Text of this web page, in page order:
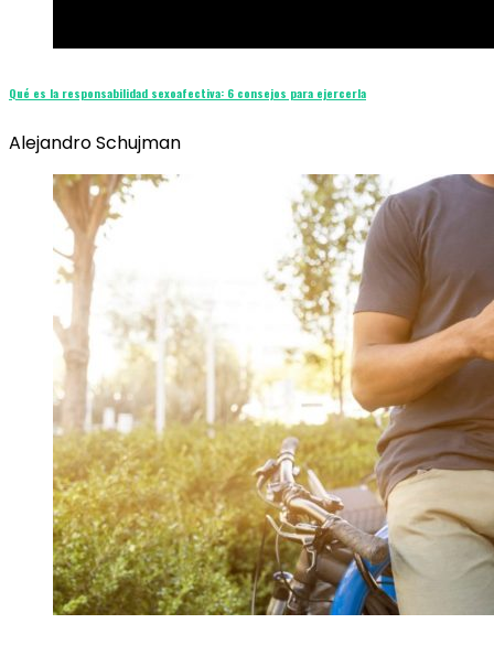
Qué es la responsabilidad sexoafectiva: 6 consejos para ejercerla
Alejandro Schujman